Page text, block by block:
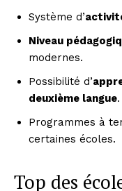
Système d’
Niveau
modernes.
Possibilité d’
deuxième langue.
Programmes à
certaines écoles.
Top des